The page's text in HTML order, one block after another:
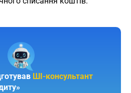
ШІ-консультант